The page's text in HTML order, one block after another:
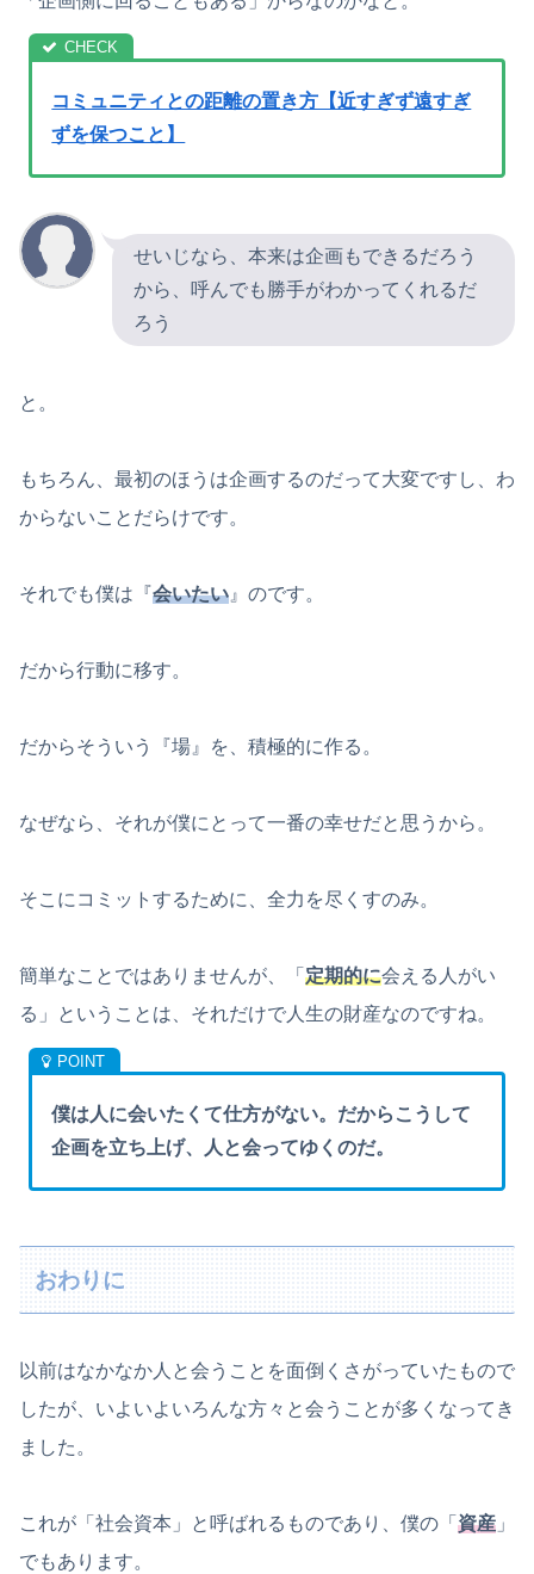
コミュニティとの距離の置き方【近すぎず遠すぎ
ずを保つこと】
せいじなら、本来は企画もできるだろう
から、呼んでも勝手がわかってくれるだ
ろう
と。
もちろん、最初のほうは企画するのだって大変ですし、わ
からないことだらけです。
それでも僕は『会いたい 』のです。
だから行動に移す。
だからそういう『場』を、積極的に作る。
なぜなら、それが僕にとって一番の幸せだと思うから。
そこにコミットするために、全力を尽くすのみ。
簡単なことではありませんが、「 定期的に会える人がい
る」ということは、それだけで人生の財産なのですね。
僕は人に会いたくて仕方がない。だからこうして
企画を立ち上げ、人と会ってゆくのだ。
おわりに
以前はなかなか人と会うことを面倒くさがっていたもので
したが、いよいよいろんな方々と会うことが多くなってき
ました。
これが「社会資本」と呼ばれるものであり、僕の「 資産 」
でもあります。